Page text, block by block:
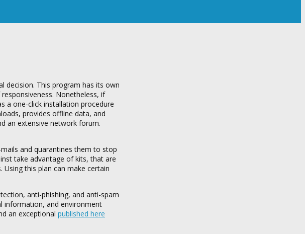
decision. This program has its own
Nonetheless, if
a one-click installation procedure
provides offline data, and
an extensive network forum.
and quarantines them to stop
take advantage of kits, that are
this plan can make certain
anti-phishing, and anti-spam
information, and environment
an exceptional published here